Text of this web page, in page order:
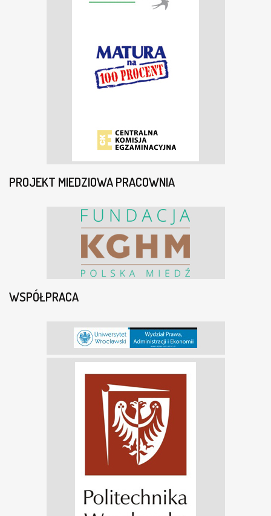
PROJEKT MIEDZIOWA PRACOWNIA
WSPÓŁPRACA